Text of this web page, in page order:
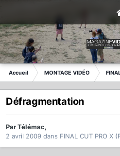
Accueil MONTAGE VIDÉO
Défragmentation
ParTélémac,
2 avril 2009 dans FINAL CUT PRO X